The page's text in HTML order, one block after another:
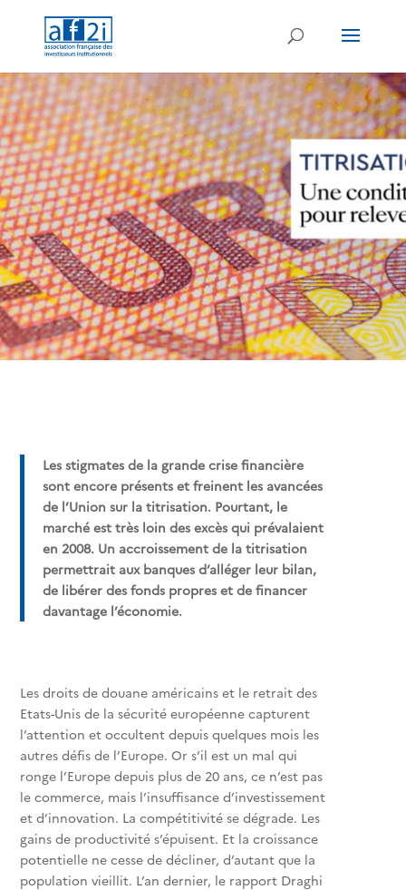
Les stigmates de la grande crise financière
sont encore présents et freinent les avancées
de l’Union sur la titrisation. Pourtant, le
marché est très loin des excès qui prévalaient
en 2008. Un accroissement de la titrisation
permettrait aux banques d’alléger leur bilan,
de libérer des fonds propres et de financer
davantage l’économie.
Les droits de douane américains et le retrait des
Etats-Unis de la sécurité européenne capturent
l’attention et occultent depuis quelques mois les
autres défis de l’Europe. Or s’il est un mal qui
ronge l’Europe depuis plus de 20 ans, ce n’est pas
le commerce, mais l’insuffisance d’investissement
et d’innovation. La compétitivité se dégrade. Les
gains de productivité s’épuisent. Et la croissance
potentielle ne cesse de décliner, d’autant que la
population vieillit. L’an dernier, le rapport Draghi